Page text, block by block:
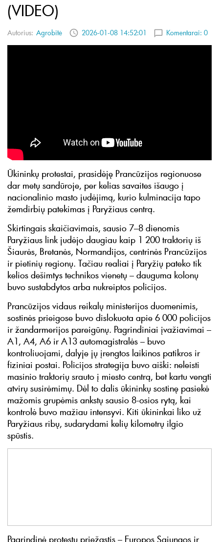
(VIDEO)
Autorius: Agrobitė 2026-01-08 14:52:01 Komentarai: 0
Ūkininkų protestai, prasidėję Prancūzijos regionuose
dar metų sandūroje, per kelias savaites išaugo į
nacionalinio masto judėjimą, kurio kulminacija tapo
žemdirbių patekimas į Paryžiaus centrą.
Skirtingais skaičiavimais, sausio 7–8 dienomis
Paryžiaus link judėjo daugiau kaip 1 200 traktorių iš
Šiaurės, Bretanės, Normandijos, centrinės Prancūzijos
ir pietinių regionų. Tačiau realiai į Paryžių pateko tik
kelios dešimtys technikos vienetų – dauguma kolonų
buvo sustabdytos arba nukreiptos policijos.
Prancūzijos vidaus reikalų ministerijos duomenimis,
sostinės prieigose buvo dislokuota apie 6 000 policijos
ir žandarmerijos pareigūnų. Pagrindiniai įvažiavimai –
A1, A4, A6 ir A13 automagistralės – buvo
kontroliuojami, dalyje jų įrengtos laikinos patikros ir
fiziniai postai. Policijos strategija buvo aiški: neleisti
masinio traktorių srauto į miesto centrą, bet kartu vengti
atvirų susirėmimų. Dėl to dalis ūkininkų sostinę pasiekė
mažomis grupėmis ankstų sausio 8-osios rytą, kai
kontrolė buvo mažiau intensyvi. Kiti ūkininkai liko už
Paryžiaus ribų, sudarydami kelių kilometrų ilgio
spūstis.
Pagrindinė protestų priežastis – Europos Sąjungos ir